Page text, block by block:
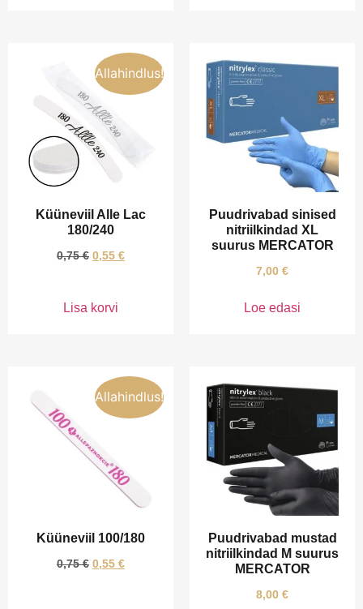
Allahindlus!
Küüneviil Alle Lac
180/240
0,75€ 0,55 €
Lisa korvi
Puudrivabad sinised
nitriilkindad XL
suurus MERCATOR
7,00 €
Loe edasi
Allahindlus!
Küüneviil 100/180
0,75€ 0,55 €
Puudrivabad mustad
nitriilkindad M suurus
MERCATOR
8,00 €